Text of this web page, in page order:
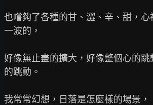
也嚐夠了各種的甘、澀、辛、甜，
一波的，
好像無止盡的擴大，好像整個心的
的跳動。
我常常幻想，日落是怎麼樣的場景，